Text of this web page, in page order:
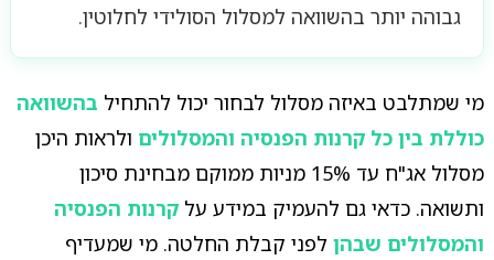
גבוהה יותר בהשוואה למסלול הסולידי לחלוטין.
מי שמתלבט באיזה מסלול לבחור יכול להתחיל בהשוואה
כוללת בין כל קרנות הפנסיה והמסלולים ולראות היכן
מסלול אג"ח עד 15% מניות ממוקם מבחינת סיכון
ותשואה. כדאי גם להעמיק במידע על קרנות הפנסיה
והמסלולים שבהןלפני קבלת החלטה. מי שמעדיף